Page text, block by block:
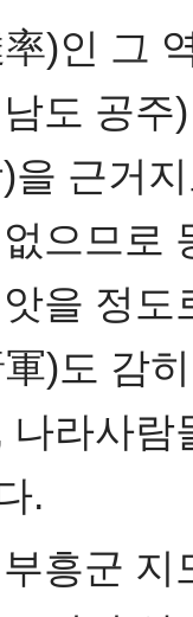
)인 그
도 공주
을 근거
으므로
을 정도
)도 감
나라사람
.
흥군 지